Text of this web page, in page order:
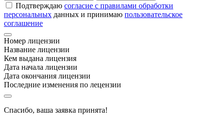
Подтверждаю согласие с правилами обработки
персональных данных и принимаю пользовательское
соглашение
Номер лицензии
Название лицензии
Кем выдана лицензия
Дата начала лицензии
Дата окончания лицензии
Последние изменения по лецензии
Спасибо, ваша заявка принята!